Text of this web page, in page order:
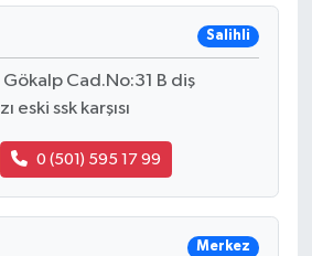
Salihli
Gökalp Cad.No:31 B diş
eski ssk karşısı
0 (501) 595 17 99
Merkez